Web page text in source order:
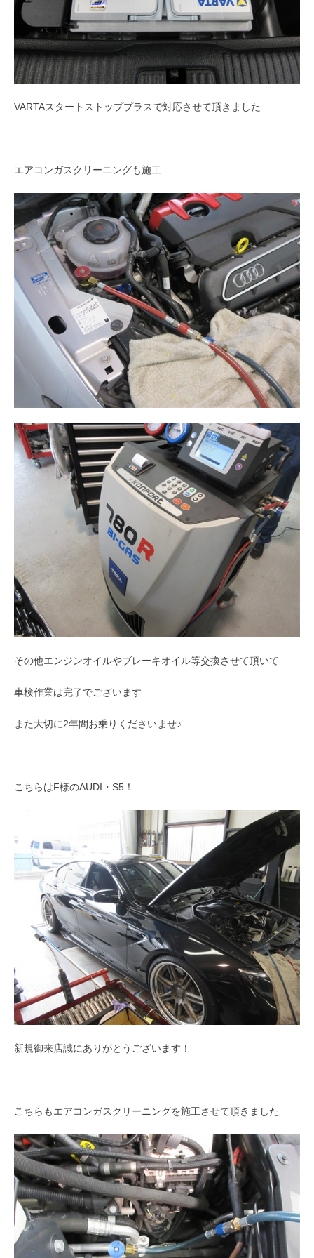
VARTAスタートストッププラスで対応させて頂きました
エアコンガスクリーニングも施工
その他エンジンオイルやブレーキオイル等交換させて頂いて
車検作業は完了でございます
また大切に2年間お乗りくださいませ♪
こちらはF様のAUDI・S5！
新規御来店誠にありがとうございます！
こちらもエアコンガスクリーニングを施工させて頂きました